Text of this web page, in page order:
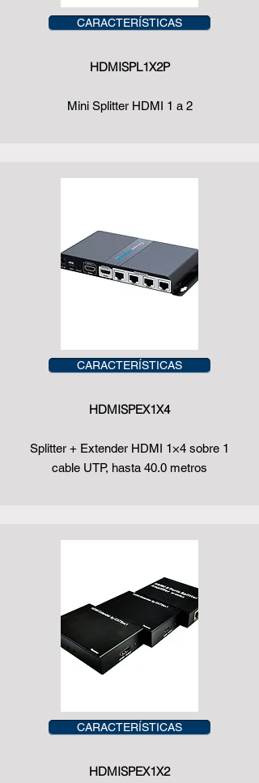
CARACTERÍSTICAS
HDMISPL1X2P
Mini Splitter HDMI 1 a 2
CARACTERÍSTICAS
HDMISPEX1X4
Splitter + Extender HDMI 1×4 sobre 1
cable UTP, hasta 40.0 metros
CARACTERÍSTICAS
HDMISPEX1X2